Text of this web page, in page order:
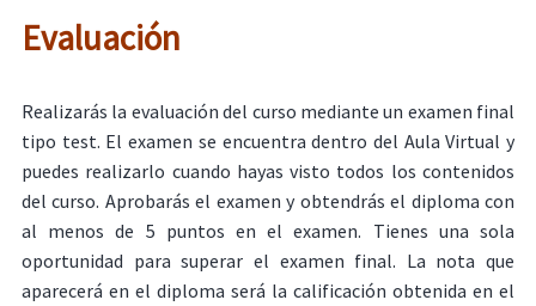
Evaluación
Realizarás la evaluación del curso mediante un examen final
tipo test. El examen se encuentra dentro del Aula Virtual y
puedes realizarlo cuando hayas visto todos los contenidos
del curso. Aprobarás el examen y obtendrás el diploma con
al menos de 5 puntos en el examen. Tienes una sola
oportunidad para superar el examen final. La nota que
aparecerá en el diploma será la calificación obtenida en el